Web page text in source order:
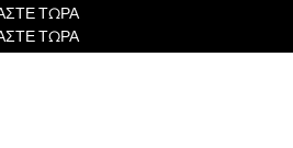
ΤΩΡΑ
ΤΩΡΑ